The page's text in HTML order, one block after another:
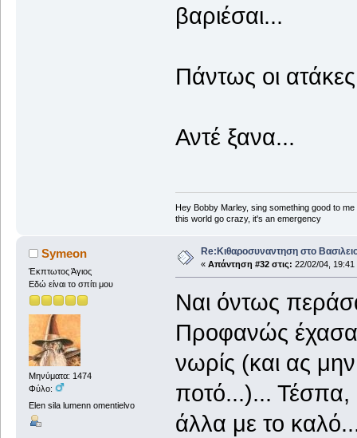
βαριέσαι...
Πάντως οι
Αντέ ξανα...
Hey Bobby Marley, sing something good to me
this world go crazy, it's an emergency
Symeon
Έκπτωτος Άγιος
Εδώ είναι το σπίτι μου
Μηνύματα: 1474
Φύλο:
Elen sila lumenn omentielvo
Re:Κιθαροσυναντηση στο
« Απάντηση #32 στις: 22/02/04, 19:41
Ναι όντως
Προφανώς έχασα
νωρίς (και ας
ποτό...)... Τέσπα,
άλλα με το